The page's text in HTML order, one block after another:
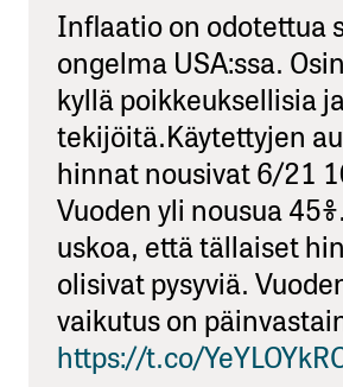
Inflaatio on odotettua
ongelma USA:ssa.
kyllä poikkeuksellisia
tekijöitä.Käytettyjen
hinnat nousivat 6/21
Vuoden yli nousua
uskoa, että tällaiset
olisivat pysyviä.
vaikutus on
https://t.co/